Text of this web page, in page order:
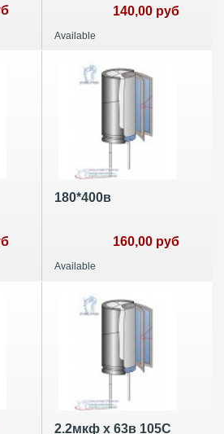
140,00 руб
Available
180*400в
160,00 руб
Available
2.2мкф х 63в 105С